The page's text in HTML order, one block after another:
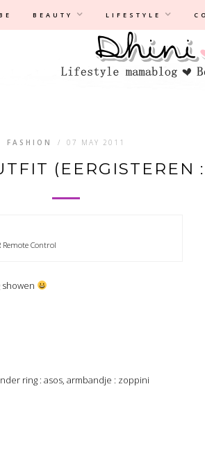
BEAUTY LIFESTYLE
Privacyverklaring |
FASHION / 07 MAY 2011
(EERGISTEREN
Remote Control
showen
ring : asos, armbandje : zoppini